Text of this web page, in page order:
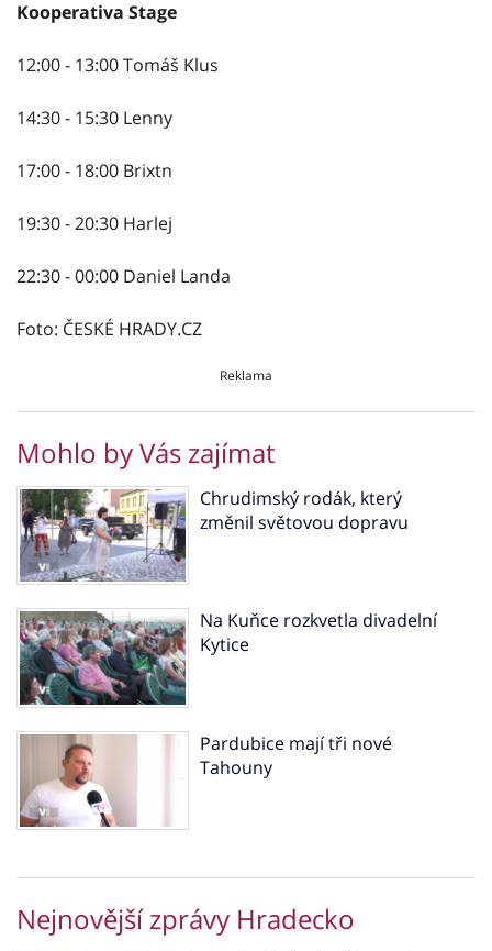
Kooperativa Stage
12:00 - 13:00 Tomáš Klus
14:30 - 15:30 Lenny
17:00 - 18:00 Brixtn
19:30 - 20:30 Harlej
22:30 - 00:00 Daniel Landa
Foto: ČESKÉ HRADY.CZ
Reklama
Mohlo by Vás zajímat
Chrudimský rodák, který
změnil světovou dopravu
Na Kuňce rozkvetla divadelní
Kytice
Pardubice mají tři nové
Tahouny
Nejnovější zprávy Hradecko